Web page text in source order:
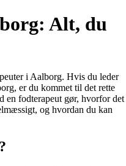
Alt, du
i Aalborg. Hvis du leder
er du kommet til det rette
en fodterapeut gør, hvorfor det
og hvordan du kan